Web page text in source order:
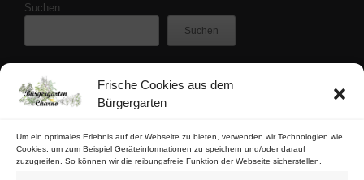
Frische Cookies aus dem
Bürgergarten
Um ein optimales Erlebnis auf der Webseite zu bieten, verwenden wir Technologien wie
Cookies, um zum Beispiel Geräteinformationen zu speichern und/oder darauf
zuzugreifen. So können wir die reibungsfreie Funktion der Webseite sicherstellen.
Suchen
Suchen
Zuletzt veröffentlicht
Buschfunk-Rezensionen: Gartenkrimis von Maren Gießwald
Buschfunk-Rezensionen: Gartenkrimis von Martina Parker
Buschfunk-Rezensionen: Schrebergartenkrimis von Mona Nikolay